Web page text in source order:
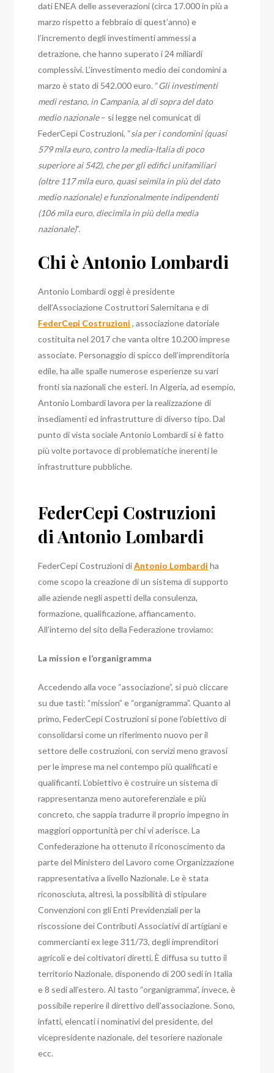
dati ENEA delle asseverazioni (circa 17.000 in più a
marzo rispetto a febbraio di quest’anno) e
l’incremento degli investimenti ammessi a
detrazione, che hanno superato i 24 miliardi
complessivi. L’investimento medio dei condomini a
marzo è stato di 542.000 euro. “Gli investimenti
medi restano, in Campania, al di sopra del dato
medio nazionale– si legge nel comunicat di
FederCepi Costruzioni, “sia per i condomini (quasi
579 mila euro, contro la media-Italia di poco
superiore ai 542), che per gli edifici unifamiliari
(oltre 117 mila euro, quasi seimila in più del dato
medio nazionale) e funzionalmente indipendenti
(106 mila euro, diecimila in più della media
nazionale)”.
Chi è Antonio Lombardi
Antonio Lombardi oggi è presidente
dell’Associazione Costruttori Salernitana e di
FederCepi Costruzioni , associazione datoriale
costituita nel 2017 che vanta oltre 10.200 imprese
associate. Personaggio di spicco dell’imprenditoria
edile, ha alle spalle numerose esperienze su vari
fronti sia nazionali che esteri. In Algeria, ad esempio,
Antonio Lombardi lavora per la realizzazione di
insediamenti ed infrastrutture di diverso tipo. Dal
punto di vista sociale Antonio Lombardi si è fatto
più volte portavoce di problematiche inerenti le
infrastrutture pubbliche.
FederCepi Costruzioni
di Antonio Lombardi
FederCepi Costruzioni diAntonio Lombardi ha
come scopo la creazione di un sistema di supporto
alle aziende negli aspetti della consulenza,
formazione, qualificazione, affiancamento.
All’interno del sito della Federazione troviamo:
La mission e l’organigramma
Accedendo alla voce “associazione”, si può cliccare
su due tasti: “mission” e “organigramma”. Quanto al
primo, FederCepi Costruzioni si pone l’obiettivo di
consolidarsi come un riferimento nuovo per il
settore delle costruzioni, con servizi meno gravosi
per le imprese ma nel contempo più qualificati e
qualificanti. L’obiettivo è costruire un sistema di
rappresentanza meno autoreferenziale e più
concreto, che sappia tradurre il proprio impegno in
maggiori opportunità per chi vi aderisce. La
Confederazione ha ottenuto il riconoscimento da
parte del Ministero del Lavoro come Organizzazione
rappresentativa a livello Nazionale. Le è stata
riconosciuta, altresì, la possibilità di stipulare
Convenzioni con gli Enti Previdenziali per la
riscossione dei Contributi Associativi di artigiani e
commercianti ex lege 311/73, degli imprenditori
agricoli e dei coltivatori diretti. È diffusa su tutto il
territorio Nazionale, disponendo di 200 sedi in Italia
e 8 sedi all’estero. Al tasto “organigramma”, invece, è
possibile reperire il direttivo dell’associazione. Sono,
infatti, elencati i nominativi del presidente, del
vicepresidente nazionale, del tesoriere nazionale
ecc.